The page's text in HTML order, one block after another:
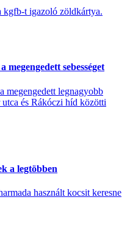
kgfb-t igazoló zöldkártya.
sebességet
megengedett legnagyobb
és Rákóczi híd közötti
a legtöbben
használt kocsit keresne